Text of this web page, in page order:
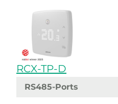
RCX-TP-D
RS485-Ports